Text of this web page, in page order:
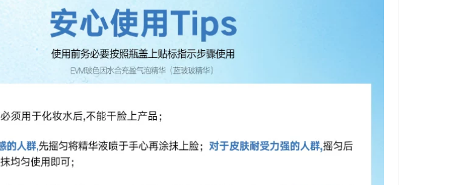
Double Extract
Essence làm sáng
da serum eucerin trị
nám
1,372,000
L-vc Vitamin C
Essence Emulsion
Sản phẩm dưỡng
ahc màu hồng
Oligopeptide stock
giải pháp để loại bỏ
mụn trứng cá làm
mờ vết thâm mụn,